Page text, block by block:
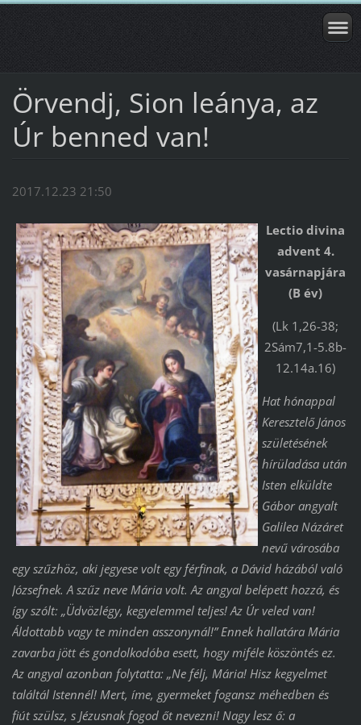
Örvendj, Sion leánya, az
Úr benned van!
2017.12.23 21:50
Lectio divina
advent 4.
vasárnapjára
(B év)
(Lk 1,26-38;
2Sám7,1-5.8b-
12.14a.16)
Hat hónappal
Keresztelő János
születésének
hírüladása után
Isten elküldte
Gábor angyalt
Galilea Názáret
nevű városába
egy szűzhöz, aki jegyese volt egy férfinak, a Dávid házából való
Józsefnek. A szűz neve Mária volt. Az angyal belépett hozzá, és
így szólt: „Üdvözlégy, kegyelemmel teljes! Az Úr veled van!
Áldottabb vagy te minden asszonynál!” Ennek hallatára Mária
zavarba jött és gondolkodóba esett, hogy miféle köszöntés ez.
Az angyal azonban folytatta: „Ne félj, Mária! Hisz kegyelmet
találtál Istennél! Mert, íme, gyermeket fogansz méhedben és
fiút szülsz, s Jézusnak fogod őt nevezni! Nagy lesz ő: a